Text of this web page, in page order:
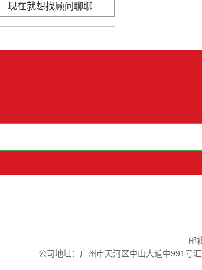
现在就想找顾问聊聊
邮
公司地址：广州市天河区中山大道中991号